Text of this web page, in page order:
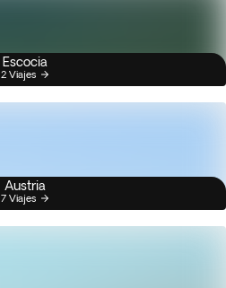
Escocia
2 Viajes
Austria
7 Viajes